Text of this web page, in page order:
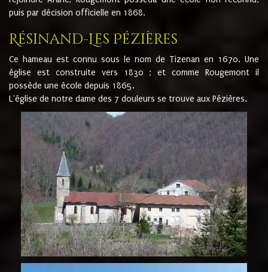
puis par décision officielle en 1868.
Résinand-Les Pézières
Ce hameau est connu sous le nom de Tizenan en 1670. Une
église est construite vers 1830 ; et comme Rougemont il
possède une école depuis 1865.
L'église de notre dame des 7 douleurs se trouve aux Pézières.